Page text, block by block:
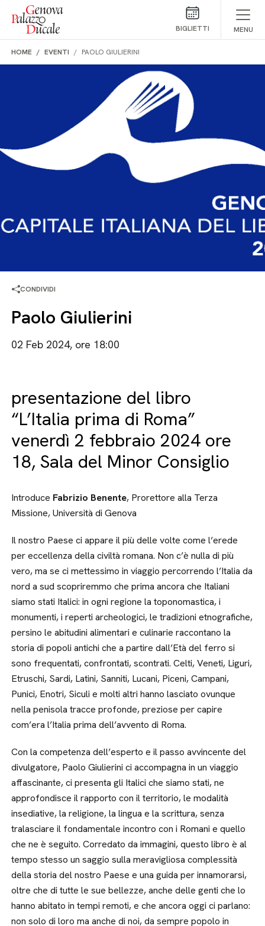
Salta al contenuto
BIGLIETTI MENU
HOME EVENTI PAOLO GIULIERINI
CONDIVIDI
Paolo Giulierini
02 Feb 2024, ore 18:00
presentazione del libro
“L’Italia prima di Roma”
venerdì 2 febbraio 2024 ore
18, Sala del Minor Consiglio
Introduce Fabrizio Benente, Prorettore alla Terza
Missione, Università di Genova
Il nostro Paese ci appare il più delle volte come l’erede
per eccellenza della civiltà romana. Non c’è nulla di più
vero, ma se ci mettessimo in viaggio percorrendo l’Italia da
nord a sud scopriremmo che prima ancora che Italiani
siamo stati Italici: in ogni regione la toponomastica, i
monumenti, i reperti archeologici, le tradizioni etnografiche,
persino le abitudini alimentari e culinarie raccontano la
storia di popoli antichi che a partire dall’Età del ferro si
sono frequentati, confrontati, scontrati. Celti, Veneti, Liguri,
Etruschi, Sardi, Latini, Sanniti, Lucani, Piceni, Campani,
Punici, Enotri, Siculi e molti altri hanno lasciato ovunque
nella penisola tracce profonde, preziose per capire
com’era l’Italia prima dell’avvento di Roma.
Con la competenza dell’esperto e il passo avvincente del
divulgatore, Paolo Giulierini ci accompagna in un viaggio
affascinante, ci presenta gli Italici che siamo stati, ne
approfondisce il rapporto con il territorio, le modalità
insediative, la religione, la lingua e la scrittura, senza
tralasciare il fondamentale incontro con i Romani e quello
che ne è seguito. Corredato da immagini, questo libro è al
tempo stesso un saggio sulla meravigliosa complessità
della storia del nostro Paese e una guida per innamorarsi,
oltre che di tutte le sue bellezze, anche delle genti che lo
hanno abitato in tempi remoti, e che ancora oggi ci parlano:
non solo di loro ma anche di noi, da sempre popolo in